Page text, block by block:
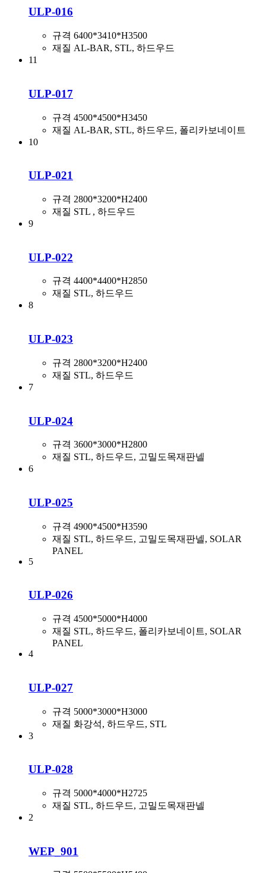
ULP-016
규격 6400*3410*H3500
재질 AL-BAR, STL, 하드우드
11
ULP-017
규격 4500*4500*H3450
재질 AL-BAR, STL, 하드우드, 폴리카보네이트
10
ULP-021
규격 2800*3200*H2400
재질 STL , 하드우드
9
ULP-022
규격 4400*4400*H2850
재질 STL, 하드우드
8
ULP-023
규격 2800*3200*H2400
재질 STL, 하드우드
7
ULP-024
규격 3600*3000*H2800
재질 STL, 하드우드, 고밀도목재판넬
6
ULP-025
규격 4900*4500*H3590
재질 STL, 하드우드, 고밀도목재판넬, SOLAR
PANEL
5
ULP-026
규격 4500*5000*H4000
재질 STL, 하드우드, 폴리카보네이트, SOLAR
PANEL
4
ULP-027
규격 5000*3000*H3000
재질 화강석, 하드우드, STL
3
ULP-028
규격 5000*4000*H2725
재질 STL, 하드우드, 고밀도목재판넬
2
WEP_901